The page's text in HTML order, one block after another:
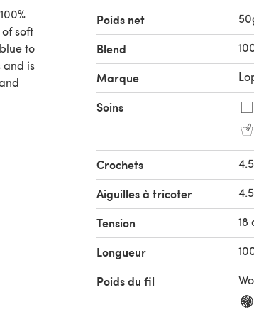
soft
to
and is
Poids net
Blend
Marque
Soins
Crochets
Aiguilles à tricoter
Tension 18
Longueur
Poids du fil